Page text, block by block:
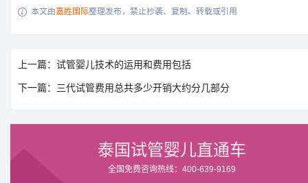
 本文由嘉胜国际整理发布，禁止抄袭、复制、转载或引用
上一篇：试管婴儿技术的运用和费用包括
下一篇：三代试管费用总共多少开销大约分几部分
泰国试管婴儿直通车
全国免费咨询热线：400-639-9169